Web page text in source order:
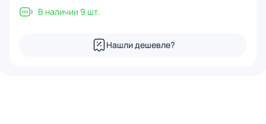
В наличии 9 шт.
Нашли дешевле?